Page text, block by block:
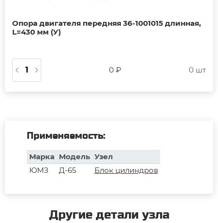
Опора двигателя передняя 36-1001015 длинная,
L=430 мм (У)
0 ₽ 0 шт
Применяемость:
Марка Модель Узел
ЮМЗ
Д-65 Блок цилиндров
Другие детали узла